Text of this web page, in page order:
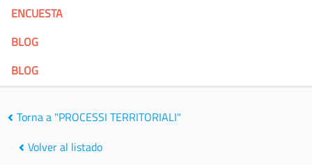
ENCUESTA
BLOG
BLOG
Torna a "PROCESSI TERRITORIALI"
Volver al listado